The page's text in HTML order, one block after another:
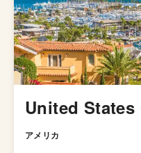
ウッドなる人物が発明し
何世代にもわたる歴史の
ので、最終的にはこのス
労働者たち（トランスポ
のスタイル名が授けられ
キュー、ソーセージ、そ
レートなどが挙げられる。
United States
アメリカ